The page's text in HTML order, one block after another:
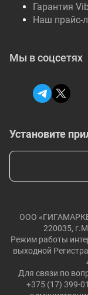
Гарантия
Наш прайс-
Установите
Мы в соцсетях
ООО
220035,
Режим работы
выходной
Для связи по
+375 (17) 399-